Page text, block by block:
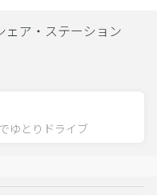
ェア・ステーション
ゆとりドライブ